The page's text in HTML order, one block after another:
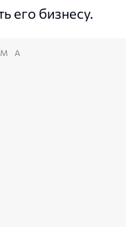
его бизнесу.